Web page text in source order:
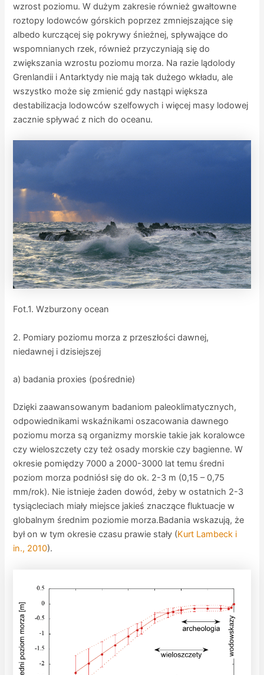
wzrost poziomu. W dużym zakresie również gwałtowne
roztopy lodowców górskich poprzez zmniejszające się
albedo kurczącej się pokrywy śnieżnej, spływające do
wspomnianych rzek, również przyczyniają się do
zwiększania wzrostu poziomu morza. Na razie lądolody
Grenlandii i Antarktydy nie mają tak dużego wkładu, ale
wszystko może się zmienić gdy nastąpi większa
destabilizacja lodowców szelfowych i więcej masy lodowej
zacznie spływać z nich do oceanu.
Fot.1. Wzburzony ocean
2. Pomiary poziomu morza z przeszłości dawnej,
niedawnej i dzisiejszej
a) badania proxies (pośrednie)
Dzięki zaawansowanym badaniom paleoklimatycznych,
odpowiednikami wskaźnikami oszacowania dawnego
poziomu morza są organizmy morskie takie jak koralowce
czy wieloszczety czy też osady morskie czy bagienne. W
okresie pomiędzy 7000 a 2000-3000 lat temu średni
poziom morza podniósł się do ok. 2-3 m (0,15 – 0,75
mm/rok). Nie istnieje żaden dowód, żeby w ostatnich 2-3
tysiącleciach miały miejsce jakieś znaczące fluktuacje w
globalnym średnim poziomie morza.Badania wskazują, że
był on w tym okresie czasu prawie stały (Kurt Lambeck i
in., 2010).